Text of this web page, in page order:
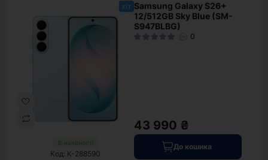
хіт
В наявності
Код: K-288590
Samsung Galaxy S26+
12/512GB Sky Blue (SM-
S947BLBG)
0
43 990 ₴
До кошика